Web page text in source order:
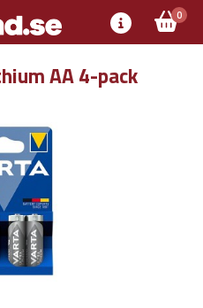
0
AA 4-pack